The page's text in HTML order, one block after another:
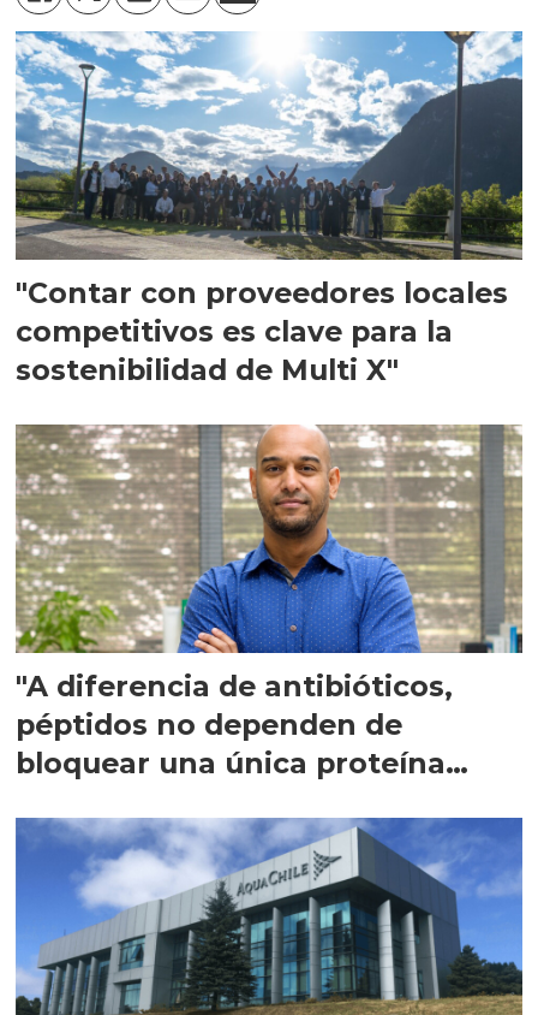
"Contar con proveedores locales
competitivos es clave para la
sostenibilidad de Multi X"
"A diferencia de antibióticos,
péptidos no dependen de
bloquear una única proteína